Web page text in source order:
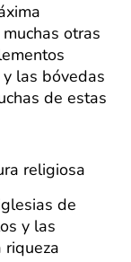
otras
las bóvedas
de estas
religiosa
de
y las
riqueza